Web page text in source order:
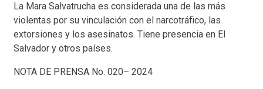
La Mara Salvatrucha es considerada una de las más
violentas por su vinculación con el narcotráfico, las
extorsiones y los asesinatos. Tiene presencia en El
Salvador y otros países.
NOTA DE PRENSA No. 020– 2024